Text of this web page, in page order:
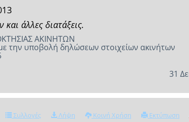
άλλες διατάξεις.
ΑΚΙΝΗΤΩΝ
την υποβολή δηλώσεων στοιχείων ακινήτων
31
Συλλογές Λήψη Κοινή Χρήση Εκτύπωση